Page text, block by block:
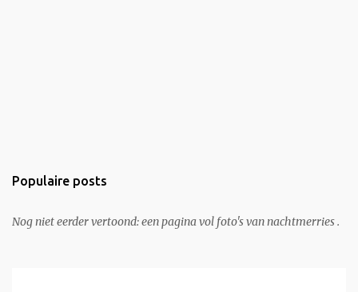
Populaire posts
Nog niet eerder vertoond: een pagina vol foto's van nachtmerries .